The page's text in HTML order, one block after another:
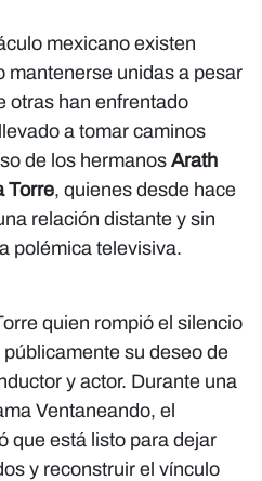
mexicano existen
mantenerse unidas a pesar
otras han enfrentado
a tomar caminos
de los hermanos Arath
Torre, quienes desde hace
relación distante y sin
polémica televisiva.
quien rompió el silencio
su deseo de
y actor. Durante una
Ventaneando, el
que está listo para dejar
y reconstruir el vínculo